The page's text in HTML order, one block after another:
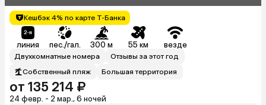
Кешбэк 4% по карте Т-Банка
линия пес./гал. 300 м 55 км везде
Двухкомнатные номера
Отзывы за этот год
Собственный пляж
Большая территория
от 135 214 ₽
24 февр. - 2 мар., 6 ночей